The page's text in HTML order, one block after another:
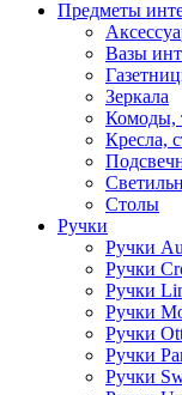
Предметы
Вазы
Зеркала
Комоды,
Кресла,
Столы
Ручки
Ручки
Ручки
Ручки
Ручки
Ручки
Ручки
Ручки